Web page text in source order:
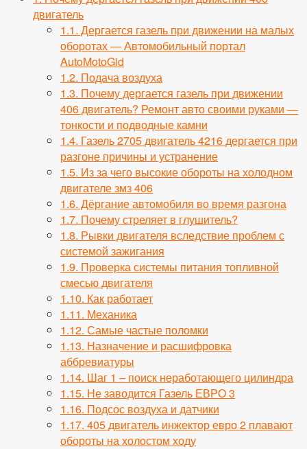
двигатель
1.1. Дергается газель при движении на малых
оборотах — Автомобильный портал
AutoMotoGid
1.2. Подача воздуха
1.3. Почему дергается газель при движении
406 двигатель? Ремонт авто своими руками —
тонкости и подводные камни
1.4. Газель 2705 двигатель 4216 дергается при
разгоне причины и устранение
1.5. Из за чего высокие обороты на холодном
двигателе змз 406
1.6. Дёргание автомобиля во время разгона
1.7. Почему стреляет в глушитель?
1.8. Рывки двигателя вследствие проблем с
системой зажигания
1.9. Проверка системы питания топливной
смесью двигателя
1.10. Как работает
1.11. Механика
1.12. Самые частые поломки
1.13. Назначение и расшифровка
аббревиатуры
1.14. Шаг 1 – поиск неработающего цилиндра
1.15. Не заводится Газель ЕВРО 3
1.16. Подсос воздуха и датчики
1.17. 405 двигатель инжектор евро 2 плавают
обороты на холостом ходу